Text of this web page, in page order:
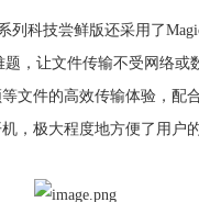
科技尝鲜版还采用了
，让文件传输不受网络或
文件的高效传输体验，配
，极大程度地方便了用户